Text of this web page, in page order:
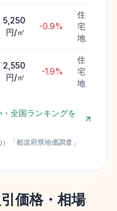
5,250
円/㎡
-0.9%
住
宅
地
2,550
円/㎡
-1.9%
住
宅
地
全国ランキングを
「都道府県地価調査 」
価格・相場